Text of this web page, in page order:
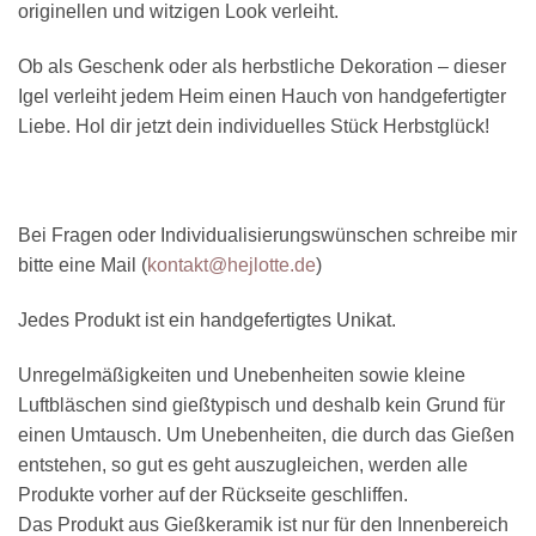
originellen und witzigen Look verleiht.
Ob als Geschenk oder als herbstliche Dekoration – dieser
Igel verleiht jedem Heim einen Hauch von handgefertigter
Liebe. Hol dir jetzt dein individuelles Stück Herbstglück!
Bei Fragen oder Individualisierungswünschen schreibe mir
bitte eine Mail (kontakt@hejlotte.de)
Jedes Produkt ist ein handgefertigtes Unikat.
Unregelmäßigkeiten und Unebenheiten sowie kleine
Luftbläschen sind gießtypisch und deshalb kein Grund für
einen Umtausch. Um Unebenheiten, die durch das Gießen
entstehen, so gut es geht auszugleichen, werden alle
Produkte vorher auf der Rückseite geschliffen.
Das Produkt aus Gießkeramik ist nur für den Innenbereich